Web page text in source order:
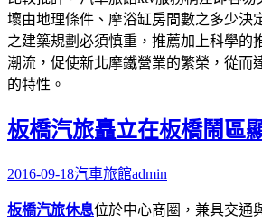
壞由地理條件、摩浴缸房間數之多少決
之建築規劃必須慎重，推薦加上科學的
潮流，促使新北摩鐵營業的繁榮，從而
的特性。
板橋汽旅矗立在板橋鬧區
2016-09-18汽車旅館admin
板橋汽旅休息位於中心商圈，兼具交通